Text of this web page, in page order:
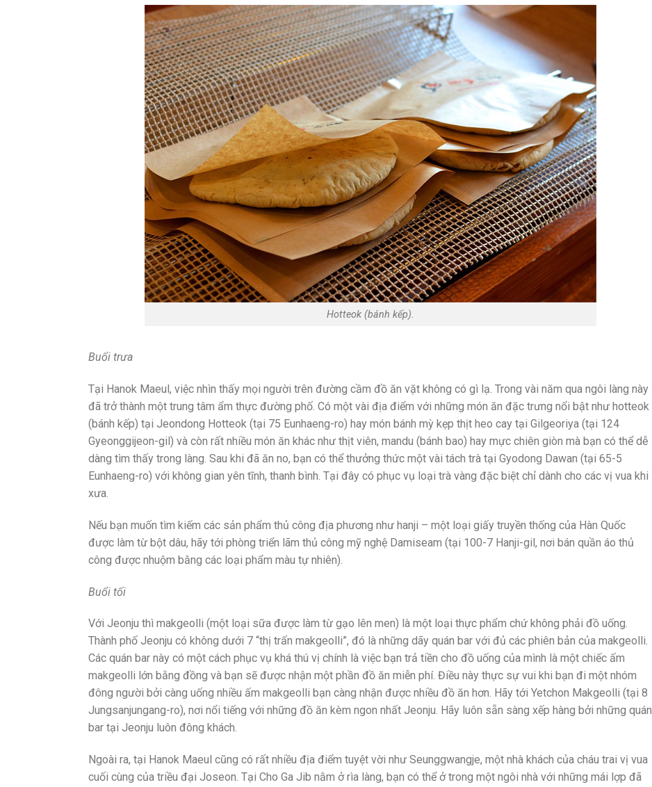
Hotteok (bánh kếp).
Buổi trưa
Tại Hanok Maeul, việc nhìn thấy mọi người trên đường cầm đồ ăn vặt không có gì lạ. Trong vài năm qua ngôi làng này
đã trở thành một trung tâm ẩm thực đường phố. Có một vài địa điểm với những món ăn đặc trưng nổi bật như hotteok
(bánh kếp) tại Jeondong Hotteok (tại 75 Eunhaeng-ro) hay món bánh mỳ kẹp thịt heo cay tại Gilgeoriya (tại 124
Gyeonggijeon-gil) và còn rất nhiều món ăn khác như thịt viên, mandu (bánh bao) hay mực chiên giòn mà bạn có thể dễ
dàng tìm thấy trong làng. Sau khi đã ăn no, bạn có thể thưởng thức một vài tách trà tại Gyodong Dawan (tại 65-5
Eunhaeng-ro) với không gian yên tĩnh, thanh bình. Tại đây có phục vụ loại trà vàng đặc biệt chỉ dành cho các vị vua khi
xưa.
Nếu bạn muốn tìm kiếm các sản phẩm thủ công địa phương như hanji – một loại giấy truyền thống của Hàn Quốc
được làm từ bột dâu, hãy tới phòng triển lãm thủ công mỹ nghệ Damiseam (tại 100-7 Hanji-gil, nơi bán quần áo thủ
công được nhuộm bằng các loại phẩm màu tự nhiên).
Buổi tối
Với Jeonju thì makgeolli (một loại sữa được làm từ gạo lên men) là một loại thực phẩm chứ không phải đồ uống.
Thành phố Jeonju có không dưới 7 “thị trấn makgeolli”, đó là những dãy quán bar với đủ các phiên bản của makgeolli.
Các quán bar này có một cách phục vụ khá thú vị chính là việc bạn trả tiền cho đồ uống của mình là một chiếc ấm
makgeolli lớn bằng đồng và bạn sẽ được nhận một phần đồ ăn miễn phí. Điều này thực sự vui khi bạn đi một nhóm
đông người bởi càng uống nhiều ấm makgeolli bạn càng nhận được nhiều đồ ăn hơn. Hãy tới Yetchon Makgeolli (tại 8
Jungsanjungang-ro), nơi nổi tiếng với những đồ ăn kèm ngon nhất Jeonju. Hãy luôn sẵn sàng xếp hàng bởi những quán
bar tại Jeonju luôn đông khách.
Ngoài ra, tại Hanok Maeul cũng có rất nhiều địa điểm tuyệt vời như Seunggwangje, một nhà khách của cháu trai vị vua
cuối cùng của triều đại Joseon. Tại Cho Ga Jib nằm ở rìa làng, bạn có thể ở trong một ngôi nhà với những mái lợp đã